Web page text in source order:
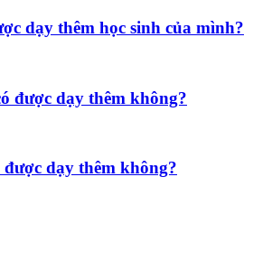
dạy thêm học sinh của mình?
được dạy thêm không?
dạy thêm không?